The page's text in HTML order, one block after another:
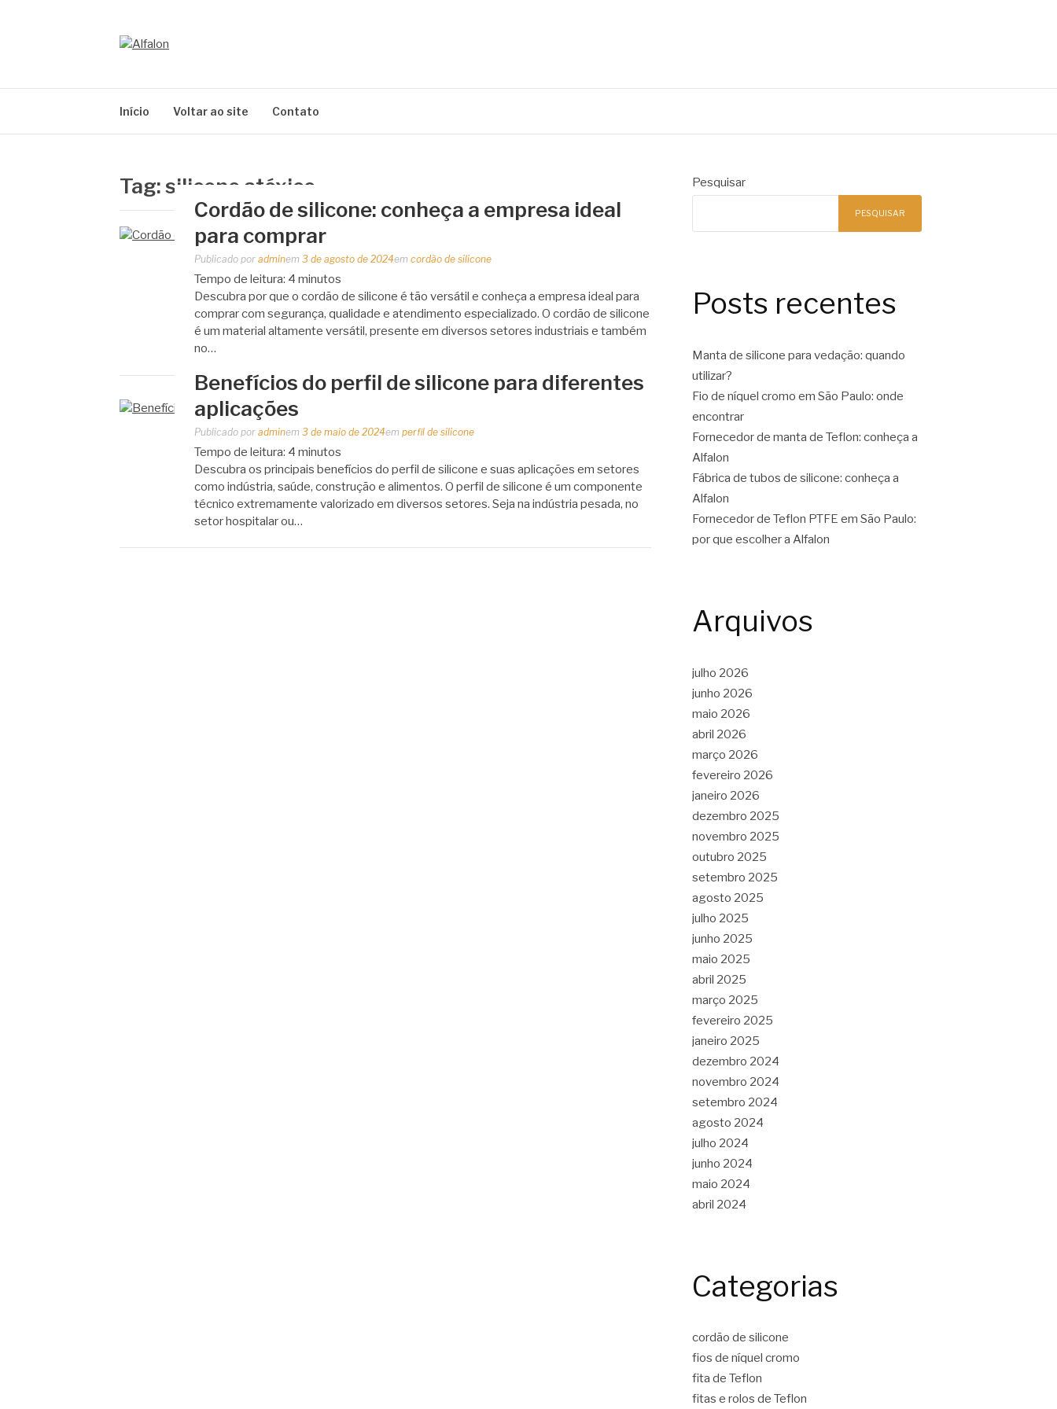
Início Voltar ao site Contato
Tag:silicone atóxico
Cordão de silicone: conheça a empresa ideal
para comprar
Publicado por adminem 3 de agosto de 2024em cordão de silicone
Tempo de leitura: 4 minutos
Descubra por que o cordão de silicone é tão versátil e conheça a empresa ideal para
comprar com segurança, qualidade e atendimento especializado. O cordão de silicone
é um material altamente versátil, presente em diversos setores industriais e também
no…
Benefícios do perfil de silicone para diferentes
aplicações
Publicado por adminem 3 de maio de 2024em perfil de silicone
Tempo de leitura: 4 minutos
Descubra os principais benefícios do perfil de silicone e suas aplicações em setores
como indústria, saúde, construção e alimentos. O perfil de silicone é um componente
técnico extremamente valorizado em diversos setores. Seja na indústria pesada, no
setor hospitalar ou…
Pesquisar
PESQUISAR
Posts recentes
Manta de silicone para vedação: quando
utilizar?
Fio de níquel cromo em São Paulo: onde
encontrar
Fornecedor de manta de Teflon: conheça a
Alfalon
Fábrica de tubos de silicone: conheça a
Alfalon
Fornecedor de Teflon PTFE em São Paulo:
por que escolher a Alfalon
Arquivos
julho 2026
junho 2026
maio 2026
abril 2026
março 2026
fevereiro 2026
janeiro 2026
dezembro 2025
novembro 2025
outubro 2025
setembro 2025
agosto 2025
julho 2025
junho 2025
maio 2025
abril 2025
março 2025
fevereiro 2025
janeiro 2025
dezembro 2024
novembro 2024
setembro 2024
agosto 2024
julho 2024
junho 2024
maio 2024
abril 2024
Categorias
cordão de silicone
fios de níquel cromo
fita de Teflon
fitas e rolos de Teflon